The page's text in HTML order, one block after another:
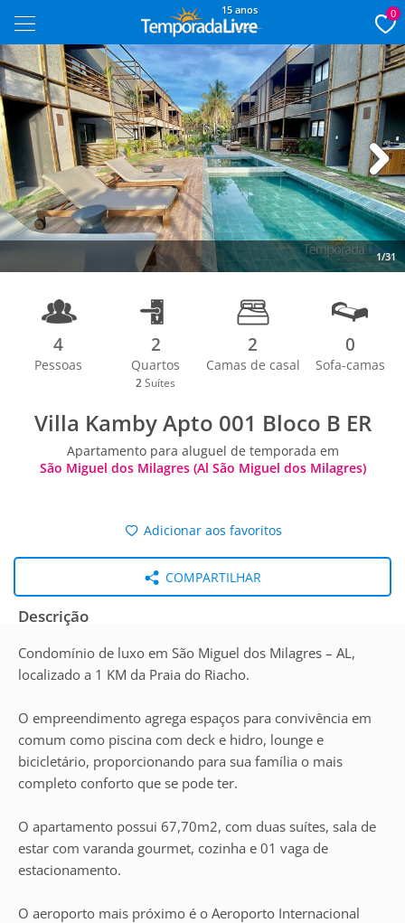
15 anos 0
1/31
Next
4
Pessoas
2
Quartos
2 Suítes
2
Camas de casal
0
Sofa-camas
Villa Kamby Apto 001 Bloco B ER
Apartamento para aluguel de temporada em
São Miguel dos Milagres (Al São Miguel dos Milagres)
Adicionar aos favoritos
COMPARTILHAR
Descrição
Condomínio de luxo em São Miguel dos Milagres – AL,
localizado a 1 KM da Praia do Riacho.
O empreendimento agrega espaços para convivência em
comum como piscina com deck e hidro, lounge e
bicicletário, proporcionando para sua família o mais
completo conforto que se pode ter.
O apartamento possui 67,70m2, com duas suítes, sala de
estar com varanda gourmet, cozinha e 01 vaga de
estacionamento.
O aeroporto mais próximo é o Aeroporto Internacional